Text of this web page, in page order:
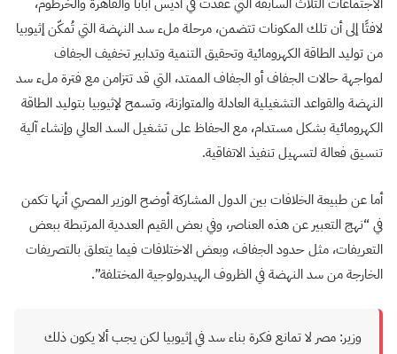
لافتًا إلى أن تلك المكونات تتضمن، مرحلة ملء سد النهضة التي تُمكّن إثيوبيا
من توليد الطاقة الكهرومائية وتحقيق التنمية وتدابير تخفيف الجفاف
لمواجهة حالات الجفاف أو الجفاف الممتد، التي قد تتزامن مع فترة ملء سد
النهضة والقواعد التشغيلية العادلة والمتوازنة، وتسمح لإثيوبيا بتوليد الطاقة
الكهرومائية بشكل مستدام، مع الحفاظ على تشغيل السد العالي وإنشاء آلية
تنسيق فعالة لتسهيل تنفيذ الاتفاقية.
أما عن طبيعة الخلافات بين الدول المشاركة أوضح الوزير المصري أنها تكمن
في “نهج التعبير عن هذه العناصر، وفي بعض القيم العددية المرتبطة ببعض
التعريفات، مثل حدود الجفاف، وبعض الاختلافات فيما يتعلق بالتصريفات
الخارجة من سد النهضة في الظروف الهيدرولوجية المختلفة”.
وزير: مصر لا تمانع فكرة بناء سد في إثيوبيا لكن يجب ألا يكون ذلك